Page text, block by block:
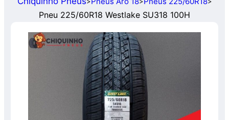
Pneu 225/60R18 Westlake SU318 100H